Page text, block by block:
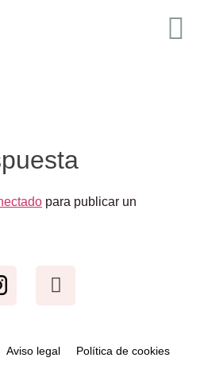
para publicar un
Aviso legal Política de cookies